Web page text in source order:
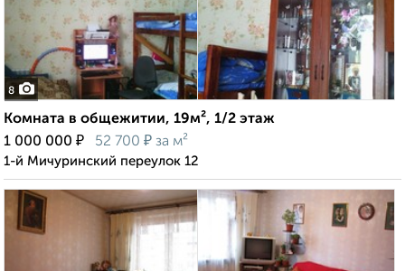
8
Комната в общежитии, 19м², 1/2 этаж
1 000 000 ₽ 52 700 ₽ за м²
1-й Мичуринский переулок 12